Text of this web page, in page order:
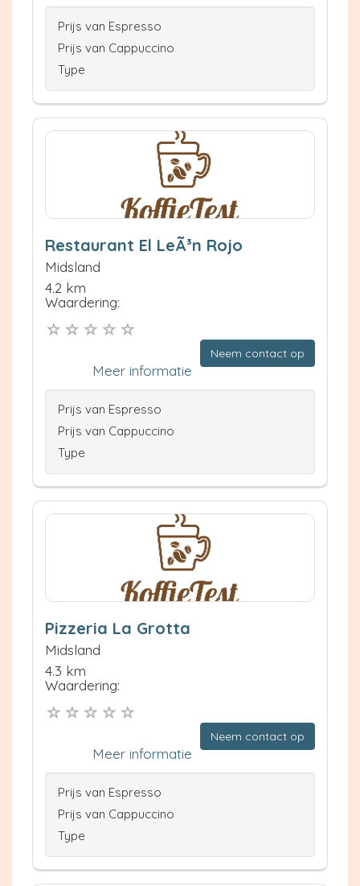
Prijs van Espresso
Prijs van Cappuccino
Type
Restaurant El LeÃ³n Rojo
Midsland
4.2 km
Waardering:
Neem contact op
Meer informatie
Prijs van Espresso
Prijs van Cappuccino
Type
Pizzeria La Grotta
Midsland
4.3 km
Waardering:
Neem contact op
Meer informatie
Prijs van Espresso
Prijs van Cappuccino
Type